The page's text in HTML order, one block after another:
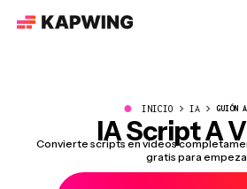
● INICIO IA GUIÓN
IA Script A
Convierte scripts en videos
gratis para